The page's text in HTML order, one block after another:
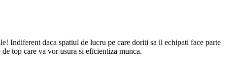
Indiferent daca spatiul de lucru pe care doriti sa il echipati face parte
top care va vor usura si eficientiza munca.